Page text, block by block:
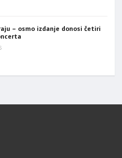
– osmo izdanje donosi četiri